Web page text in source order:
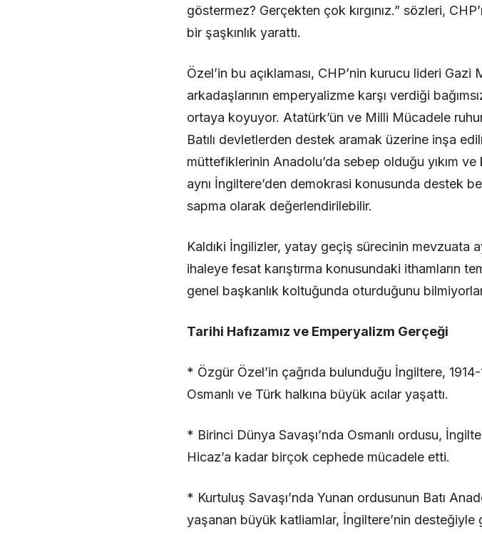
göstermez? Gerçekten çok kırgınız.” sözleri,
bir şaşkınlık yarattı.
Özel’in bu açıklaması, CHP’nin kurucu lideri
arkadaşlarının emperyalizme karşı verdiği
ortaya koyuyor. Atatürk’ün ve Milli Mücadele
Batılı devletlerden destek aramak üzerine inşa
müttefiklerinin Anadolu’da sebep olduğu yıkım
aynı İngiltere’den demokrasi konusunda destek
sapma olarak değerlendirilebilir.
Kaldıki İngilizler, yatay geçiş sürecinin mevzuata
ihaleye fesat karıştırma konusundaki ithamların
genel başkanlık koltuğunda oturduğunu
Tarihi Hafızamız ve Emperyalizm Gerçeği
* Özgür Özel’in çağrıda bulunduğu İngiltere,
Osmanlı ve Türk halkına büyük acılar yaşattı.
* Birinci Dünya Savaşı’nda Osmanlı ordusu,
Hicaz’a kadar birçok cephede mücadele etti.
* Kurtuluş Savaşı’nda Yunan ordusunun Batı
yaşanan büyük katliamlar, İngiltere’nin desteğiyle